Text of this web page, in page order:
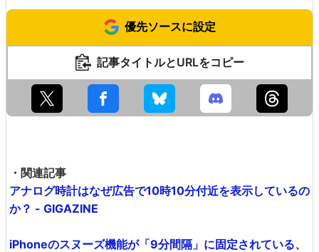
優先ソースに設定
記事タイトルとURLをコピー
・関連記事
アナログ時計はなぜ広告で10時10分付近を表示しているの
か？ - GIGAZINE
iPhoneのスヌーズ機能が「9分間隔」に固定されている、